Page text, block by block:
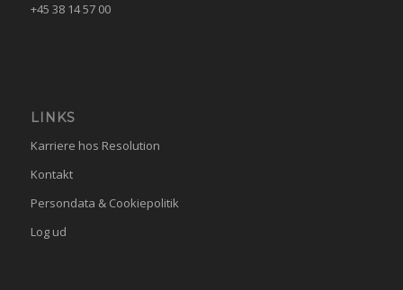
+45 38 14 57 00
LINKS
Karriere hos Resolution
Kontakt
Persondata & Cookiepolitik
Log ud